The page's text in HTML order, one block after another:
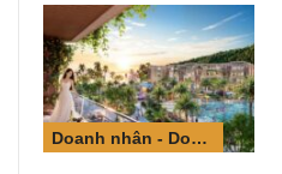
Doanh nhân - Doanh nghiệp